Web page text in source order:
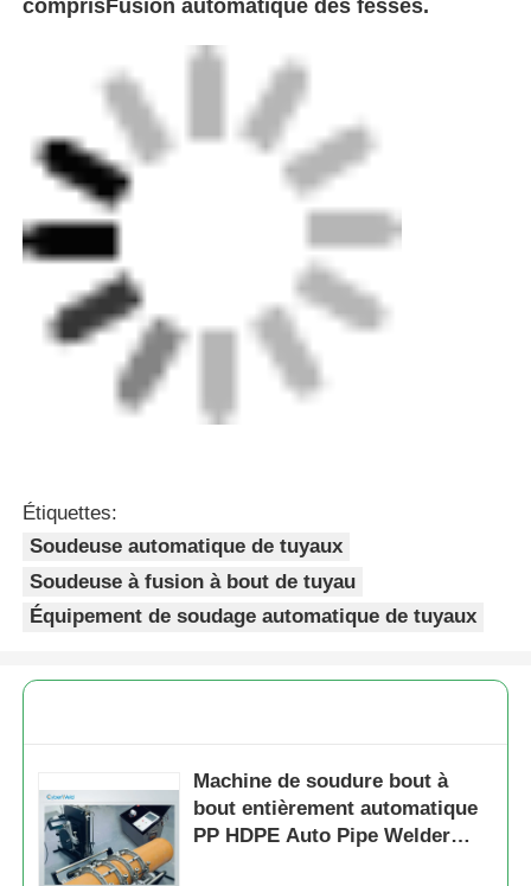
Soudeuse automatique de tuyaux
bout entièrement automatique
Continuer